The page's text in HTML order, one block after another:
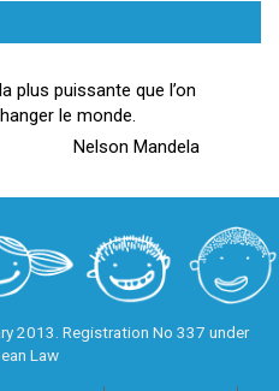
plus puissante que l’on
le monde.
Nelson Mandela
2013. Registration No 337 under
Law